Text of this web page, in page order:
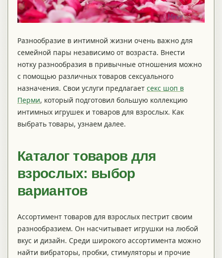
Разнообразие в интимной жизни очень важно для
семейной пары независимо от возраста. Внести
нотку разнообразия в привычные отношения можно
с помощью различных товаров сексуального
назначения. Свои услуги предлагает секс шоп в
Перми, который подготовил большую коллекцию
интимных игрушек и товаров для взрослых. Как
выбрать товары, узнаем далее.
Каталог товаров для
взрослых: выбор
вариантов
Ассортимент товаров для взрослых пестрит своим
разнообразием. Он насчитывает игрушки на любой
вкус и дизайн. Среди широкого ассортимента можно
найти вибраторы, пробки, стимуляторы и прочие